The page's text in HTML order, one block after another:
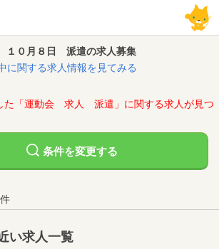
０月８日 派遣の求人募集
に関する求人情報を見てみる
た「運動会 求人 派遣」に関する求人が見つ
条件を変更する
件
い求人一覧